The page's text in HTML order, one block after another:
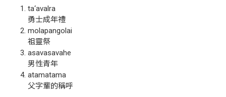
ta‘avalra
勇士成年禮
molapangolai
祖靈祭
asavasavahe
男性青年
atamatama
父字輩的稱呼